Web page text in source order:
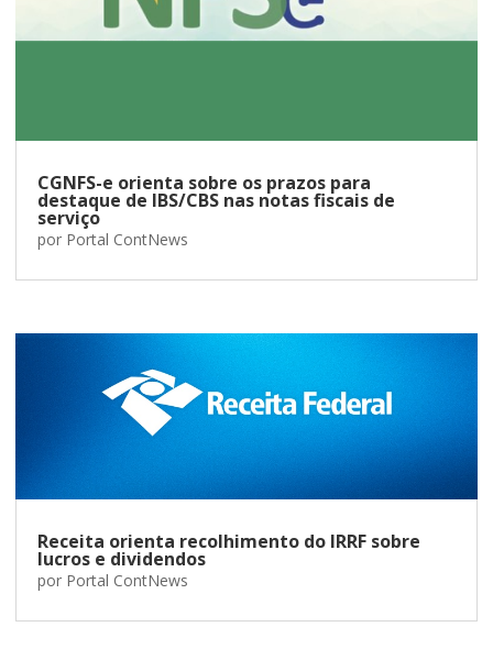
CGNFS-e orienta sobre os prazos para
destaque de IBS/CBS nas notas fiscais de
serviço
por Portal ContNews
Receita orienta recolhimento do IRRF sobre
lucros e dividendos
por Portal ContNews